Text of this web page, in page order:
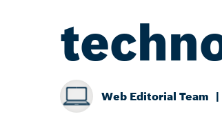
Web Editorial Team